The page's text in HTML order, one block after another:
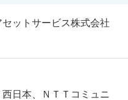
ットサービス株式会社
西日本、ＮＴＴコミュニ